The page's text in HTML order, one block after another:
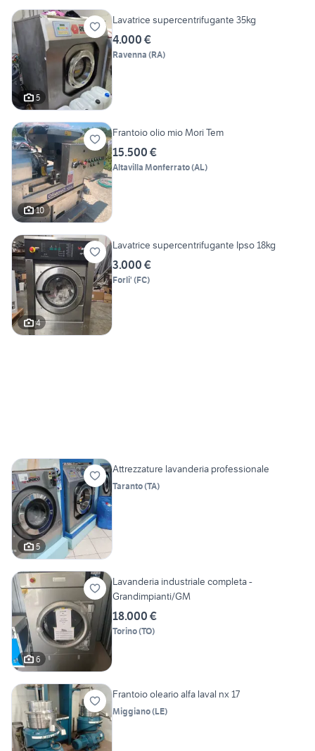
5
Lavatrice supercentrifugante 35kg
4.000 €
Ravenna (RA)
10
Frantoio olio mio Mori Tem
15.500 €
Altavilla Monferrato(AL)
4
Lavatrice supercentrifugante Ipso 18kg
3.000 €
Forli' (FC)
5
Attrezzature lavanderia professionale
Taranto(TA)
6
Lavanderia industriale completa -
Grandimpianti/GM
18.000 €
Torino(TO)
Frantoio oleario alfa laval nx 17
Miggiano(LE)